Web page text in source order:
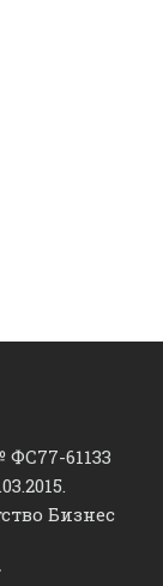
61133
Бизнес